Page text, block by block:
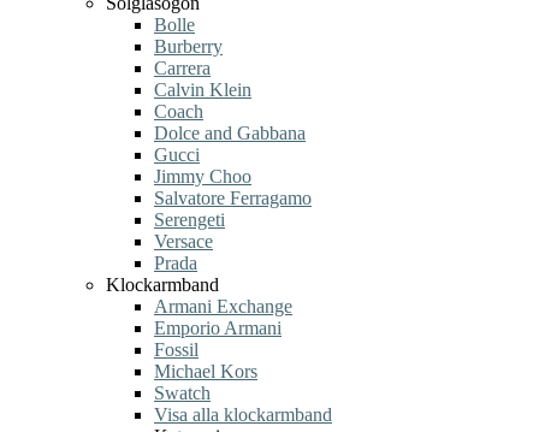
Bolle
Burberry
Carrera
Calvin Klein
Coach
Dolce and Gabbana
Gucci
Jimmy Choo
Salvatore Ferragamo
Serengeti
Versace
Prada
Klockarmband
Armani Exchange
Emporio Armani
Fossil
Michael Kors
Swatch
Visa alla klockarmband